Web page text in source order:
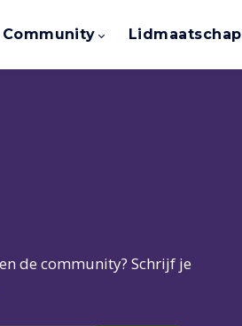
Community Lidmaatschap
de community? Schrijf je